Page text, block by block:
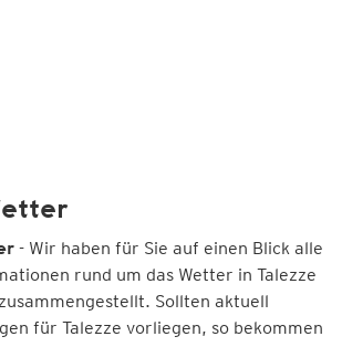
- Wir haben für Sie auf einen Blick alle
rund um das Wetter in Talezze
Sollten aktuell
für Talezze vorliegen, so bekommen